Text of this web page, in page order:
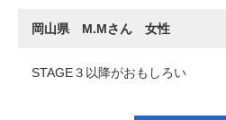
岡山県 M.Mさん 女性
STAGE３以降がおもしろい